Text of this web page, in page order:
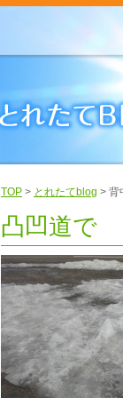
TOP > とれたてblog > 背
凸凹道で